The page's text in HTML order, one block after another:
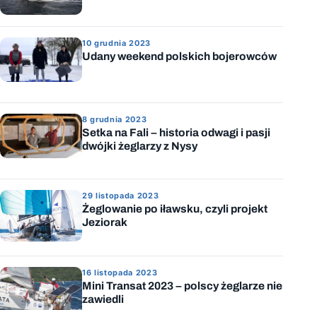
10 grudnia 2023
Udany weekend polskich bojerowców
8 grudnia 2023
Setka na Fali – historia odwagi i pasji
dwójki żeglarzy z Nysy
29 listopada 2023
Żeglowanie po iławsku, czyli projekt
Jeziorak
16 listopada 2023
Mini Transat 2023 – polscy żeglarze nie
zawiedli